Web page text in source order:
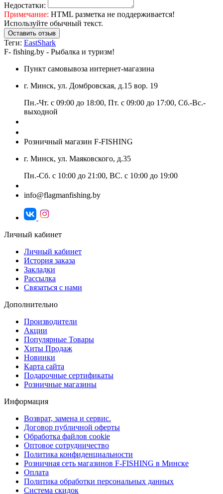
Недостатки:
Примечание: HTML разметка не поддерживается!
Используйте обычный текст.
Оставить отзыв
Теги: EastShark
F- fishing.by - Рыбалка и туризм!
Пункт самовывоза интернет-магазина
г. Минск, ул. Домбровская, д.15 вор. 19
Пн.-Чт. с 09:00 до 18:00, Пт. с 09:00 до 17:00, Сб.-Вс.-
выходной
Розничный магазин F-FISHING
г. Минск, ул. Маяковского, д.35
Пн.-Сб. с 10:00 до 21:00, ВС. с 10:00 до 19:00
info@flagmanfishing.by
Личный кабинет
Личный кабинет
История заказа
Закладки
Рассылка
Связаться с нами
Дополнительно
Производители
Акции
Популярные Товары
Хиты Продаж
Новинки
Карта сайта
Подарочные сертификаты
Розничные магазины
Информация
Возврат, замена и сервис.
Договор публичной оферты
Обработка файлов cookie
Оптовое сотрудничество
Политика конфиденциальности
Розничная сеть магазинов F-FISHING в Минске
Оплата
Политика обработки персональных данных
Система скидок